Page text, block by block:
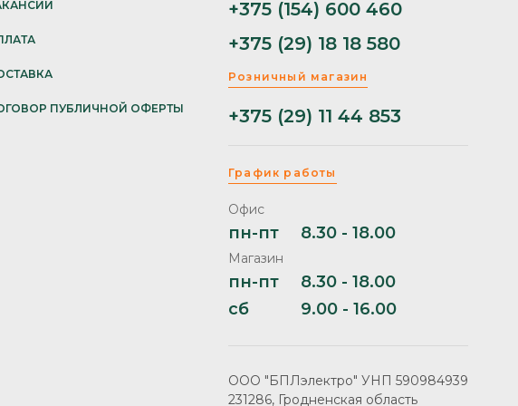
ПУБЛИЧНОЙ ОФЕРТЫ
+375 (154) 600 460
+375 (29) 18 18 580
Розничный магазин
+375 (29) 11 44 853
График работы
Офис
пн-пт 8.30 - 18.00
Магазин
пн-пт
8.30 - 18.00
сб
9.00 - 16.00
ООО "БПЛэлектро" УНП 590984939
231286, Гродненская область